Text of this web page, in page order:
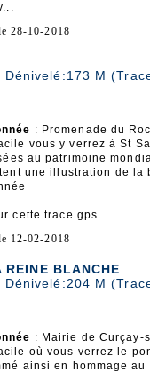
28-10-2018
M
: Promenade du
vous y verrez à St
au patrimoine
une illustration de la
cette trace gps ...
12-02-2018
REINE BLANCHE
M
: Mairie de Curçay-
où vous verrez le
ainsi en hommage